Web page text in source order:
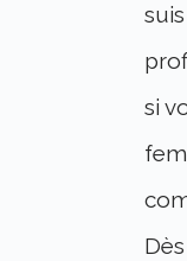
si